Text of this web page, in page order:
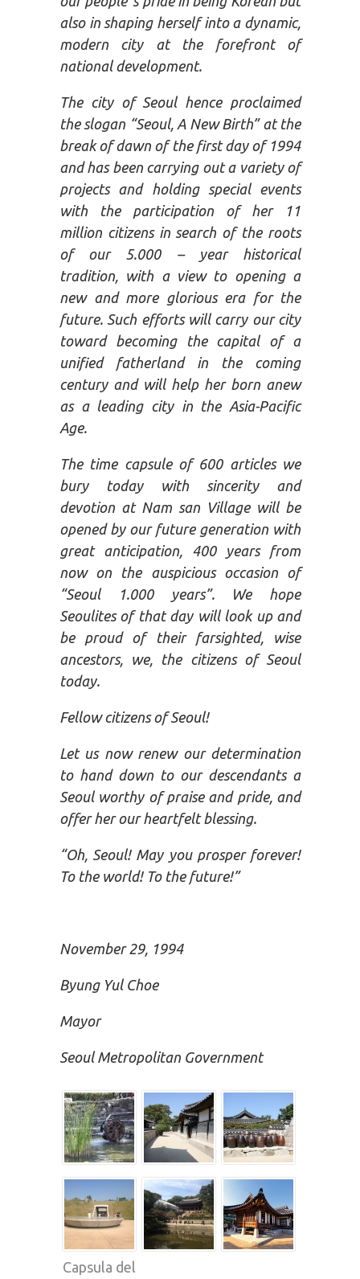
also in shaping herself into a dynamic,
modern city at the forefront of
national development.
The city of Seoul hence proclaimed
the slogan “Seoul, A New Birth” at the
break of dawn of the first day of 1994
and has been carrying out a variety of
projects and holding special events
with the participation of her 11
million citizens in search of the roots
of our 5.000 – year historical
tradition, with a view to opening a
new and more glorious era for the
future. Such efforts will carry our city
toward becoming the capital of a
unified fatherland in the coming
century and will help her born anew
as a leading city in the Asia-Pacific
Age.
The time capsule of 600 articles we
bury today with sincerity and
devotion at Nam san Village will be
opened by our future generation with
great anticipation, 400 years from
now on the auspicious occasion of
“Seoul 1.000 years”. We hope
Seoulites of that day will look up and
be proud of their farsighted, wise
ancestors, we, the citizens of Seoul
today.
Fellow citizens of Seoul!
Let us now renew our determination
to hand down to our descendants a
Seoul worthy of praise and pride, and
offer her our heartfelt blessing.
“Oh, Seoul! May you prosper forever!
To the world! To the future!”
November 29, 1994
Byung Yul Choe
Mayor
Seoul Metropolitan Government
Capsula del